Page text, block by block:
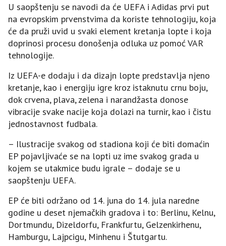
U saopštenju se navodi da će UEFA i Adidas prvi put
na evropskim prvenstvima da koriste tehnologiju, koja
će da pruži uvid u svaki element kretanja lopte i koja
doprinosi procesu donošenja odluka uz pomoć VAR
tehnologije.
Iz UEFA-e dodaju i da dizajn lopte predstavlja njeno
kretanje, kao i energiju igre kroz istaknutu crnu boju,
dok crvena, plava, zelena i narandžasta donose
vibracije svake nacije koja dolazi na turnir, kao i čistu
jednostavnost fudbala.
– Ilustracije svakog od stadiona koji će biti domaćin
EP pojavljivaće se na lopti uz ime svakog grada u
kojem se utakmice budu igrale – dodaje se u
saopštenju UEFA.
EP će biti održano od 14. juna do 14. jula naredne
godine u deset njemačkih gradova i to: Berlinu, Kelnu,
Dortmundu, Dizeldorfu, Frankfurtu, Gelzenkirhenu,
Hamburgu, Lajpcigu, Minhenu i Štutgartu.